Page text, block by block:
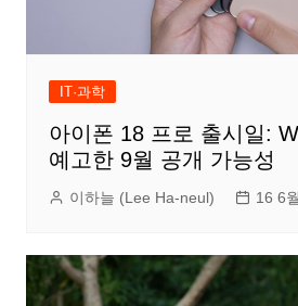
IT·과학
아이폰 18 프로 출시일:
예고한 9월 공개 가능성
이하늘 (Lee Ha-neul) 16 6